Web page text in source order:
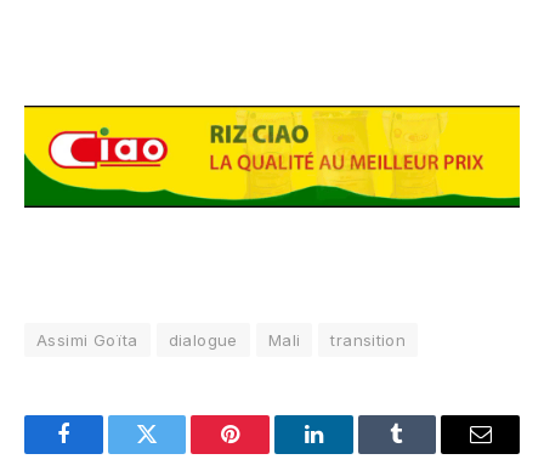
Assimi Goïta dialogue Mali transition
FacebookTwitter Pinterest LinkedInTumblr Email